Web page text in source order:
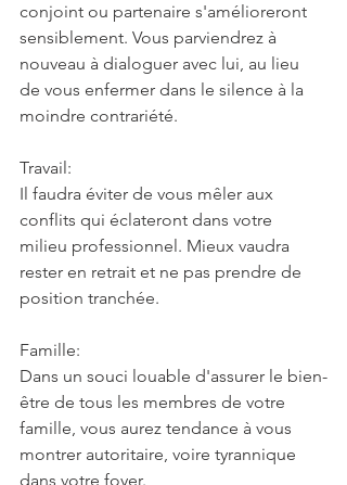
conjoint ou partenaire s'amélioreront
sensiblement. Vous parviendrez à
nouveau à dialoguer avec lui, au lieu
de vous enfermer dans le silence à la
moindre contrariété.
Travail:
Il faudra éviter de vous mêler aux
conflits qui éclateront dans votre
milieu professionnel. Mieux vaudra
rester en retrait et ne pas prendre de
position tranchée.
Famille:
Dans un souci louable d'assurer le bien-
être de tous les membres de votre
famille, vous aurez tendance à vous
montrer autoritaire, voire tyrannique
dans votre foyer.